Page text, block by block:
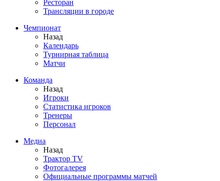
Ресторан
Трансляции в городе
Чемпионат
Назад
Календарь
Турнирная таблица
Матчи
Команда
Назад
Игроки
Статистика игроков
Тренеры
Персонал
Медиа
Назад
Трактор TV
Фотогалерея
Официальные программы матчей